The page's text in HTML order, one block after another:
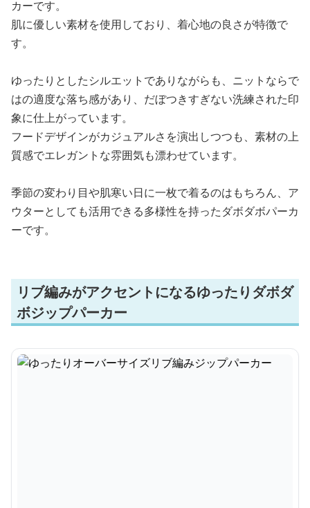
カーです。
肌に優しい素材を使用しており、着心地の良さが特徴で
す。
ゆったりとしたシルエットでありながらも、ニットならで
はの適度な落ち感があり、だぼつきすぎない洗練された印
象に仕上がっています。
フードデザインがカジュアルさを演出しつつも、素材の上
質感でエレガントな雰囲気も漂わせています。
季節の変わり目や肌寒い日に一枚で着るのはもちろん、ア
ウターとしても活用できる多様性を持ったダボダボパーカ
ーです。
リブ編みがアクセントになるゆったりダボダ
ボジップパーカー